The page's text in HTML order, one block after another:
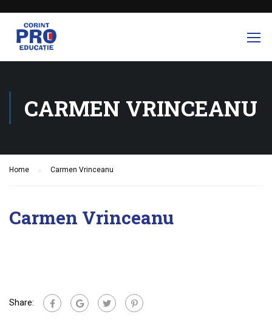
CARMEN VRINCEANU
Home Carmen Vrinceanu
Carmen Vrinceanu
Share: